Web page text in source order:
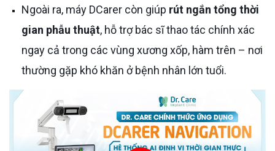
Ngoài ra, máy DCarer còn giúp rút ngắn tổng thời
gian phẫu thuật, hỗ trợ bác sĩ thao tác chính xác
ngay cả trong các vùng xương xốp, hàm trên – nơi
thường gặp khó khăn ở bệnh nhân lớn tuổi.